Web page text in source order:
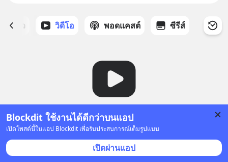
Blockdit ใช้งานได้ดีกว่าบนแอป
เปิดโพสต์นี้ในแอป Blockdit เพื่อรับประสบการณ์เต็มรูปแบบ
เปิดผ่านแอป
ด้ดาว วิดีโอ พอดแคสต์ ซีรีส์
ยังไม่มีวิดีโอ